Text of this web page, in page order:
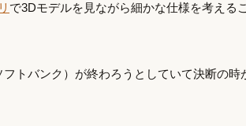
で3Dモデルを見ながら細かな仕様を考える
トバンク）が終わろうとしていて決断の時